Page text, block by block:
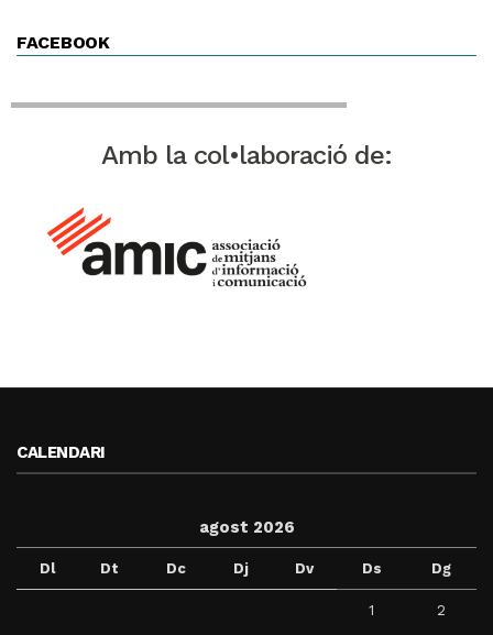
FACEBOOK
Amb la col•laboració de:
CALENDARI
agost 2026
Dl Dt Dc Dj Dv Ds Dg
1 2